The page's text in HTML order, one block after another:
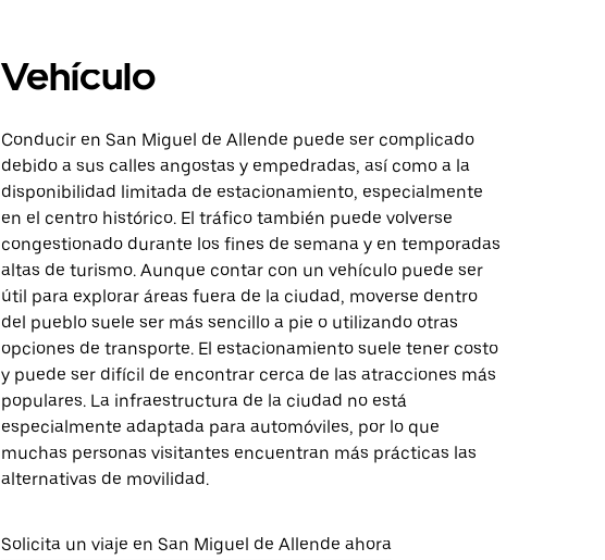
Vehículo
Conducir en San Miguel de Allende puede ser complicado
debido a sus calles angostas y empedradas, así como a la
disponibilidad limitada de estacionamiento, especialmente
en el centro histórico. El tráfico también puede volverse
congestionado durante los fines de semana y en temporadas
altas de turismo. Aunque contar con un vehículo puede ser
útil para explorar áreas fuera de la ciudad, moverse dentro
del pueblo suele ser más sencillo a pie o utilizando otras
opciones de transporte. El estacionamiento suele tener costo
y puede ser difícil de encontrar cerca de las atracciones más
populares. La infraestructura de la ciudad no está
especialmente adaptada para automóviles, por lo que
muchas personas visitantes encuentran más prácticas las
alternativas de movilidad.
Solicita un viaje en San Miguel de Allende ahora